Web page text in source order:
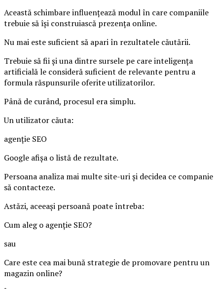
Această schimbare influențează modul în care companiile
trebuie să își construiască prezența online.
Nu mai este suficient să apari în rezultatele căutării.
Trebuie să fii și una dintre sursele pe care inteligența
artificială le consideră suficient de relevante pentru a
formula răspunsurile oferite utilizatorilor.
Până de curând, procesul era simplu.
Un utilizator căuta:
agenție SEO
Google afișa o listă de rezultate.
Persoana analiza mai multe site-uri și decidea ce companie
să contacteze.
Astăzi, aceeași persoană poate întreba:
Cum aleg o agenție SEO?
sau
Care este cea mai bună strategie de promovare pentru un
magazin online?